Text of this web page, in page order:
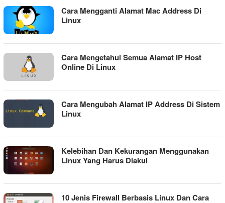
Cara Mengganti Alamat Mac Address Di
Linux
Cara Mengetahui Semua Alamat IP Host
Online Di Linux
Cara Mengubah Alamat IP Address Di Sistem
Linux
Kelebihan Dan Kekurangan Menggunakan
Linux Yang Harus Diakui
10 Jenis Firewall Berbasis Linux Dan Cara